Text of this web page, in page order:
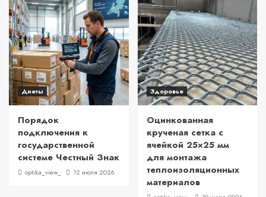
Диеты
Порядок
подключения к
государственной
системе Честный Знак
optika_view_ 12 июля 2026
Здоровье
Оцинкованная
крученая сетка с
ячейкой 25×25 мм
для монтажа
теплоизоляционных
материалов